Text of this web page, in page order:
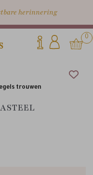
herinnering
0
trouwen